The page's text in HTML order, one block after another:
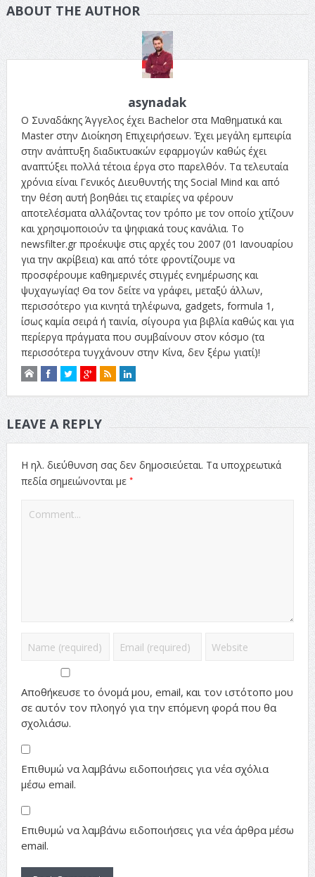
ABOUT THE AUTHOR
asynadak
Ο Συναδάκης Άγγελος έχει Bachelor στα Μαθηματικά και
Master στην Διοίκηση Επιχειρήσεων. Έχει μεγάλη εμπειρία
στην ανάπτυξη διαδικτυακών εφαρμογών καθώς έχει
αναπτύξει πολλά τέτοια έργα στο παρελθόν. Τα τελευταία
χρόνια είναι Γενικός Διευθυντής της Social Mind και από
την θέση αυτή βοηθάει τις εταιρίες να φέρουν
αποτελέσματα αλλάζοντας τον τρόπο με τον οποίο χτίζουν
και χρησιμοποιούν τα ψηφιακά τους κανάλια. Το
newsfilter.gr προέκυψε στις αρχές του 2007 (01 Ιανουαρίου
για την ακρίβεια) και από τότε φροντίζουμε να
προσφέρουμε καθημερινές στιγμές ενημέρωσης και
ψυχαγωγίας! Θα τον δείτε να γράφει, μεταξύ άλλων,
περισσότερο για κινητά τηλέφωνα, gadgets, formula 1,
ίσως καμία σειρά ή ταινία, σίγουρα για βιβλία καθώς και για
περίεργα πράγματα που συμβαίνουν στον κόσμο (τα
περισσότερα τυγχάνουν στην Κίνα, δεν ξέρω γιατί)!
LEAVE A REPLY
Η ηλ. διεύθυνση σας δεν δημοσιεύεται. Τα υποχρεωτικά
πεδία σημειώνονται με *
Αποθήκευσε το όνομά μου, email, και τον ιστότοπο μου
σε αυτόν τον πλοηγό για την επόμενη φορά που θα
σχολιάσω.
Επιθυμώ να λαμβάνω ειδοποιήσεις για νέα σχόλια
μέσω email.
Επιθυμώ να λαμβάνω ειδοποιήσεις για νέα άρθρα μέσω
email.